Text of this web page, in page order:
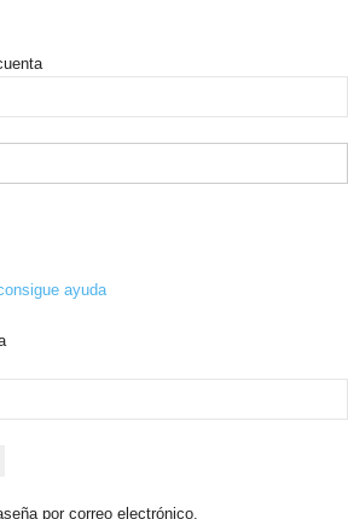
ayuda
por correo electrónico.